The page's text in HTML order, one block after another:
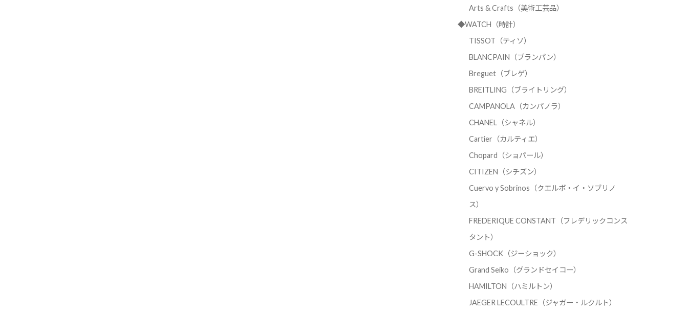
Arts & Crafts（美術工芸品）
◆WATCH（時計）
TISSOT（ティソ）
BLANCPAIN（ブランパン）
Breguet（ブレゲ）
BREITLING（ブライトリング）
CAMPANOLA（カンパノラ）
CHANEL（シャネル）
Cartier（カルティエ）
Chopard（ショパール）
CITIZEN（シチズン）
Cuervo y Sobrinos（クエルボ・イ・ソブリノ
ス）
FREDERIQUE CONSTANT（フレデリックコンス
タント）
G-SHOCK（ジーショック）
Grand Seiko（グランドセイコー）
HAMILTON（ハミルトン）
JAEGER LECOULTRE（ジャガー・ルクルト）